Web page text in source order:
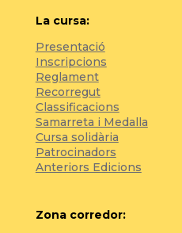
La cursa:
Presentació
Inscripcions
Reglament
Recorregut
Classificacions
Samarreta i Medalla
Cursa solidària
Patrocinadors
Anteriors Edicions
Zona corredor: